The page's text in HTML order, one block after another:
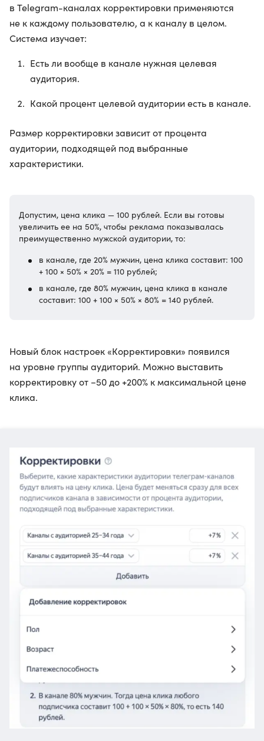
в Telegram-каналах корректировки применяются
не к каждому пользователю, а к каналу в целом.
Система изучает:
Есть ли вообще в канале нужная целевая
аудитория.
Какой процент целевой аудитории есть в канале.
Размер корректировки зависит от процента
аудитории, подходящей под выбранные
характеристики.
Допустим, цена клика — 100 рублей. Если вы готовы
увеличить ее на 50%, чтобы реклама показывалась
преимущественно мужской аудитории, то:
в канале, где 20% мужчин, цена клика составит: 100
+ 100 × 50% × 20% = 110 рублей;
в канале, где 80% мужчин, цена клика в канале
составит: 100 + 100 × 50% × 80% = 140 рублей.
Новый блок настроек «Корректировки» появился
на уровне группы аудиторий. Можно выставить
корректировку от −50 до +200% к максимальной цене
клика.